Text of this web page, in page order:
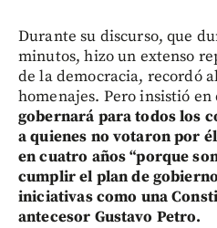
Durante su discurso, que
minutos, hizo un extenso
de la democracia, recordó
homenajes. Pero insistió en
gobernará para todos los
a quienes no votaron por
en cuatro años “porque
cumplir el plan de
iniciativas como una
antecesor Gustavo Petro.